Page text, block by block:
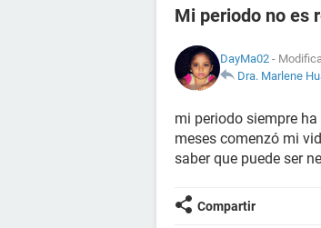
Mi periodo no es
DayMa02 -
Dra. Marlene
mi periodo siempre
meses comenzó mi
saber que puede ser
Compartir